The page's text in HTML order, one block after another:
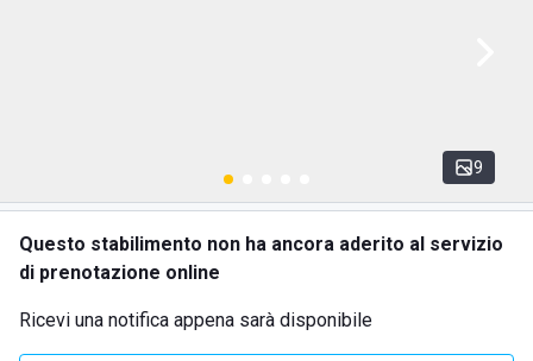
9
Questo stabilimento non ha ancora aderito al servizio
di prenotazione online
Ricevi una notifica appena sarà disponibile